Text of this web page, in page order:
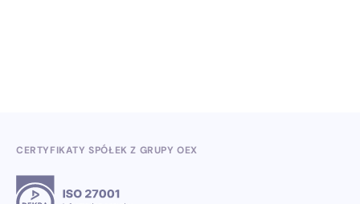
CERTYFIKATY SPÓŁEK Z GRUPY OEX